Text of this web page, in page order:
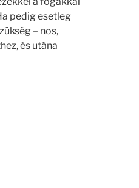
pedig esetleg
– nos,
és utána